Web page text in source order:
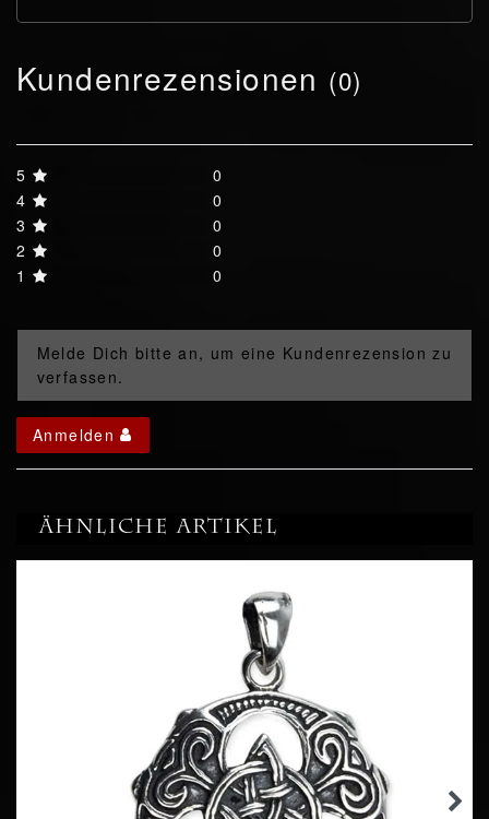
Kundenrezensionen (0)
5
0
4
0
3
0
2
0
1
0
Melde Dich bitte an, um eine Kundenrezension zu
verfassen.
Anmelden
Ähnliche Artikel